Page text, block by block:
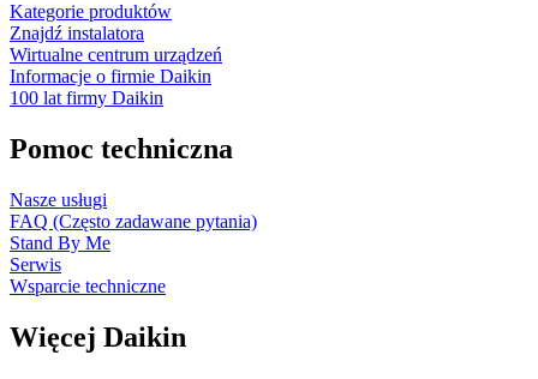
Kategorie produktów
Znajdź instalatora
Wirtualne centrum urządzeń
Informacje o firmie Daikin
100 lat firmy Daikin
Pomoc techniczna
Nasze usługi
FAQ (Często zadawane pytania)
Stand By Me
Serwis
Wsparcie techniczne
Więcej Daikin